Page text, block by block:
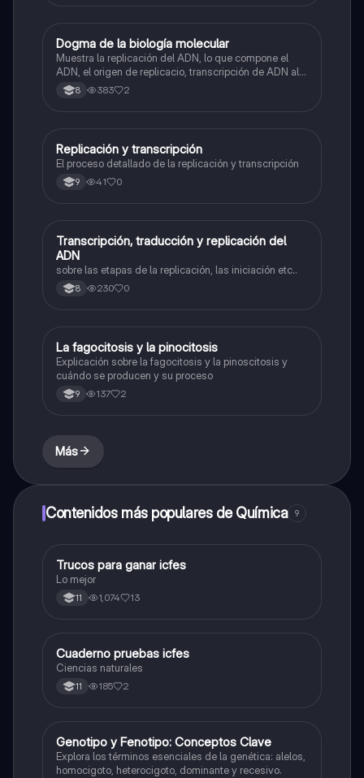
Biologia
Dogma de la biología molecular
Muestra la replicación del ADN, lo que compone el
ADN, el origen de replicacio, transcripción de ADN al
ARN y traducción de ARN a proteína.
8 383 2
Biologia
Replicación y transcripción
El proceso detallado de la replicación y transcripción
9 41 0
Biologia
Transcripción, traducción y replicación del
ADN
sobre las etapas de la replicación, las iniciación etc..
8 230 0
Biologia
La fagocitosis y la pinocitosis
Explicación sobre la fagocitosis y la pinoscitosis y
cuándo se producen y su proceso
9 137 2
Más
Contenidos más populares de Química 9
Química
Trucos para ganar icfes
Lo mejor
11 1,074 13
Biologia
Cuaderno pruebas icfes
Ciencias naturales
11 185 2
GBiologia
Genotipo y Fenotipo: Conceptos Clave
Explora los términos esenciales de la genética: alelos,
homocigoto, heterocigoto, dominante y recesivo.